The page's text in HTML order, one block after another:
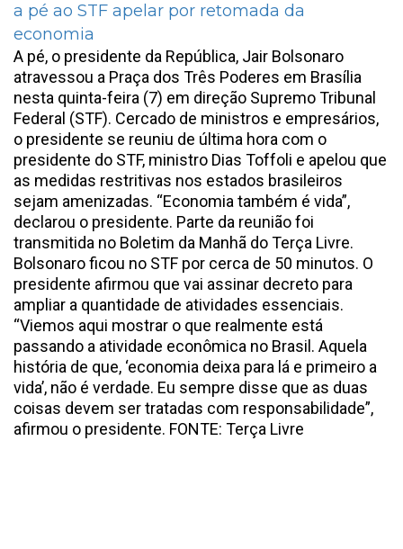
a pé ao STF apelar por retomada da
economia
A pé, o presidente da República, Jair Bolsonaro
atravessou a Praça dos Três Poderes em Brasília
nesta quinta-feira (7) em direção Supremo Tribunal
Federal (STF). Cercado de ministros e empresários,
o presidente se reuniu de última hora com o
presidente do STF, ministro Dias Toffoli e apelou que
as medidas restritivas nos estados brasileiros
sejam amenizadas. “Economia também é vida”,
declarou o presidente. Parte da reunião foi
transmitida no Boletim da Manhã do Terça Livre.
Bolsonaro ficou no STF por cerca de 50 minutos. O
presidente afirmou que vai assinar decreto para
ampliar a quantidade de atividades essenciais.
“Viemos aqui mostrar o que realmente está
passando a atividade econômica no Brasil. Aquela
história de que, ‘economia deixa para lá e primeiro a
vida’, não é verdade. Eu sempre disse que as duas
coisas devem ser tratadas com responsabilidade”,
afirmou o presidente. FONTE: Terça Livre